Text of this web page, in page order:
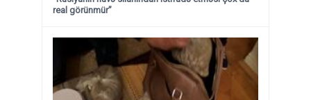
real görünmür”